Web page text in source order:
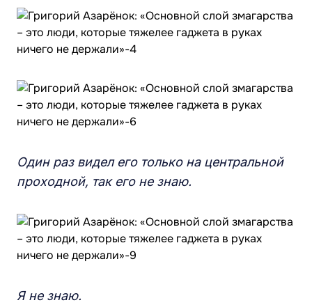
Один раз видел его только на центральной
проходной, так его не знаю.
Я не знаю.